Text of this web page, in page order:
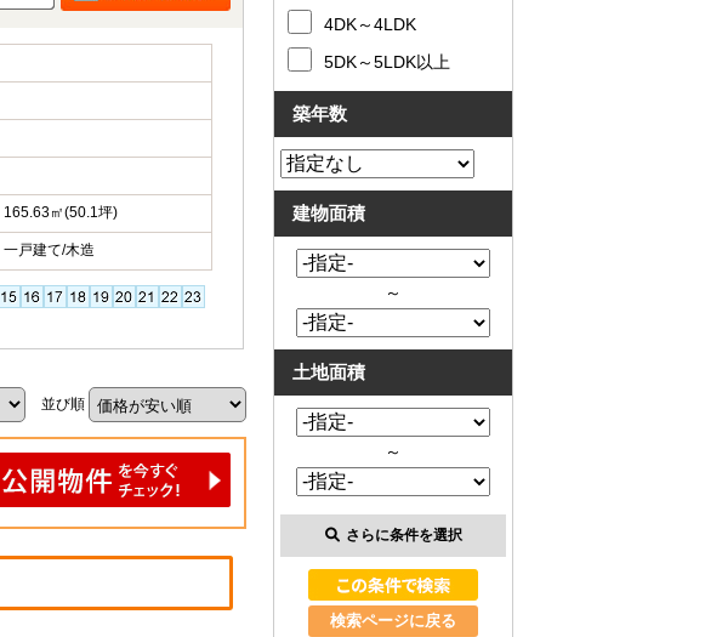
165.63㎡(50.1坪)
一戸建て/木造
並び順
4DK～4LDK
5DK～5LDK以上
築年数
建物面積
～
土地面積
～
さらに条件を選択
検索ページに戻る